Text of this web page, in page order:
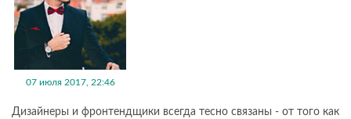
07 июля 2017, 22:46
Дизайнеры и фронтендщики всегда тесно связаны - от того как